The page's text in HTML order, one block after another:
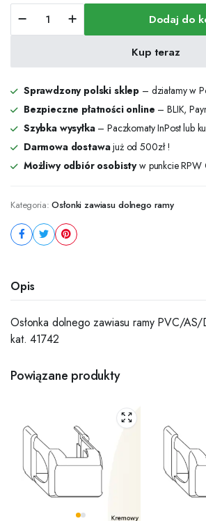
dolnego
zawiasu
9016
41742
ilość
Dodaj do
Kup teraz
Sprawdzony polski sklep – działamy w
Bezpieczne płatności online – BLIK,
Szybka wysyłka– Paczkomaty InPost lub
Darmowa dostawajuż od 500zł !
Możliwy odbiór osobistyw punkcie
Kategoria: Osłonki zawiasu dolnego ramy
Opis
Osłonka dolnego zawiasu ramy PVC/
kat. 41742
Powiązane produkty